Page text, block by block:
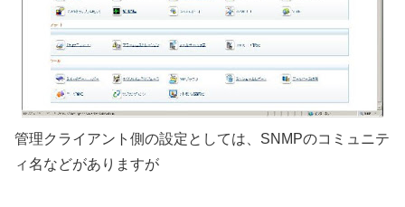
管理クライアント側の設定としては、SNMPのコミュニテ
ィ名などがありますが